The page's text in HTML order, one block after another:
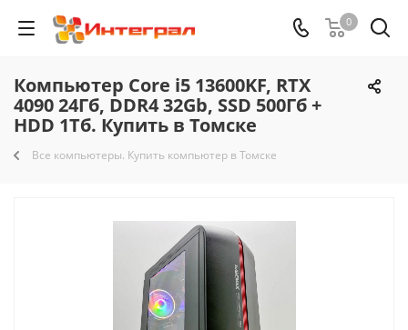
0
Компьютер Core i5 13600KF, RTX
4090 24Гб, DDR4 32Gb, SSD 500Гб +
HDD 1Тб. Купить в Томске
Все компьютеры. Купить компьютер в Томске